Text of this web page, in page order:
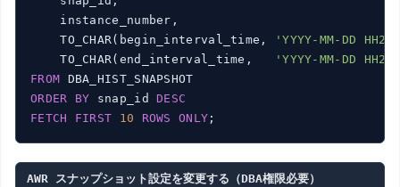
    instance_number,
    TO_CHAR(begin_interval_time,
'YYYY-MM-DD
    TO_CHAR(end_interval_time,
'YYYY-MM-DD
FROM
ORDER
BY snap_id DESC
FETCH
FIRST 10 ROWS ONLY
AWR スナップショット設定を変更する（DBA権限必要）